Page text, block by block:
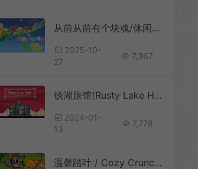
从前从前有个块魂/休闲滚动收集游戏 Once Upon A KATAMARI 下载
2025-10-
27
7,367
锈湖旅馆(Rusty Lake Hotel)简中|PC|AVG|点击式冒险解谜游戏
2024-01-
13
7,778
温馨踏叶 / Cozy Crunch 休闲增量探索游戏